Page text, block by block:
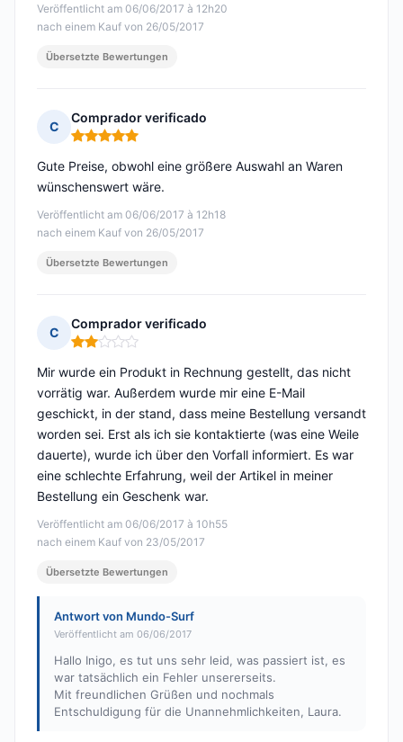
Veröffentlicht am 06/06/2017 à 12h20
nach einem Kauf von 26/05/2017
Übersetzte Bewertungen
C
Comprador verificado
Hinweis: 5 von 5
Veröffentlicht am 06/06/2017 à 12h18
nach einem Kauf von 26/05/2017
Gute Preise, obwohl eine größere Auswahl an Waren
wünschenswert wäre.
Übersetzte Bewertungen
C
Comprador verificado
Hinweis: 2 von 5
Veröffentlicht am 06/06/2017 à 10h55
nach einem Kauf von 23/05/2017
Mir wurde ein Produkt in Rechnung gestellt, das nicht
vorrätig war. Außerdem wurde mir eine E-Mail
geschickt, in der stand, dass meine Bestellung versandt
worden sei. Erst als ich sie kontaktierte (was eine Weile
dauerte), wurde ich über den Vorfall informiert. Es war
eine schlechte Erfahrung, weil der Artikel in meiner
Bestellung ein Geschenk war.
Übersetzte Bewertungen
Antwort von Mundo-Surf
Veröffentlicht am 06/06/2017
Hallo Inigo, es tut uns sehr leid, was passiert ist, es
war tatsächlich ein Fehler unsererseits.
Mit freundlichen Grüßen und nochmals
Entschuldigung für die Unannehmlichkeiten, Laura.